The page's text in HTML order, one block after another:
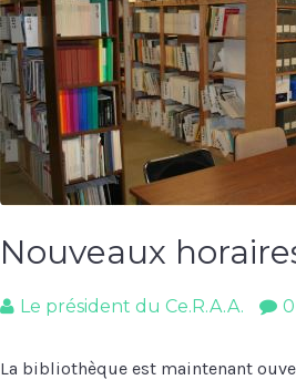
Nouveaux
Le président du Ce.R.A.A. 0
La bibliothèque est maintenant